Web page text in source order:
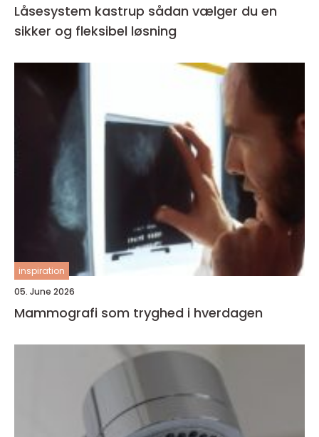
Låsesystem kastrup sådan vælger du en
sikker og fleksibel løsning
inspiration
05. June 2026
Mammografi som tryghed i hverdagen